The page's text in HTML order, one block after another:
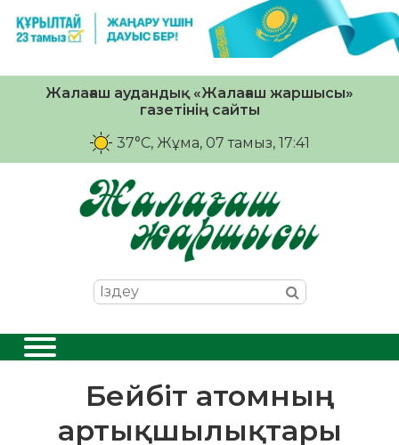
Жалағаш аудандық «Жалағаш жаршысы»
газетінің сайты
37°C, Жұма, 07 тамыз, 17:41
Бейбіт атомның
артықшылықтары